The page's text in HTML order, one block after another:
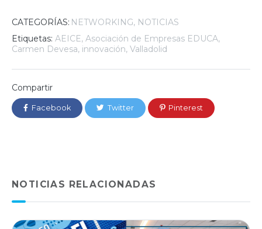
CATEGORÍAS: NETWORKING NOTICIAS
Etiquetas: AEICE, Asociación de Empresas EDUCA,
Carmen Devesa, innovación, Valladolid
Compartir
Facebook Twitter Pinterest
NOTICIAS RELACIONADAS